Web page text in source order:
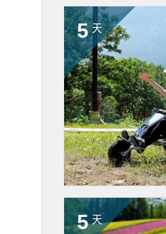
5 天
5 天